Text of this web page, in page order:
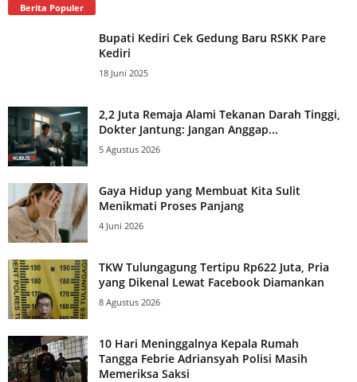
Berita Populer
Bupati Kediri Cek Gedung Baru RSKK Pare
Kediri
18 Juni 2025
2,2 Juta Remaja Alami Tekanan Darah Tinggi,
Dokter Jantung: Jangan Anggap...
5 Agustus 2026
Gaya Hidup yang Membuat Kita Sulit
Menikmati Proses Panjang
4 Juni 2026
TKW Tulungagung Tertipu Rp622 Juta, Pria
yang Dikenal Lewat Facebook Diamankan
8 Agustus 2026
10 Hari Meninggalnya Kepala Rumah
Tangga Febrie Adriansyah Polisi Masih
Memeriksa Saksi